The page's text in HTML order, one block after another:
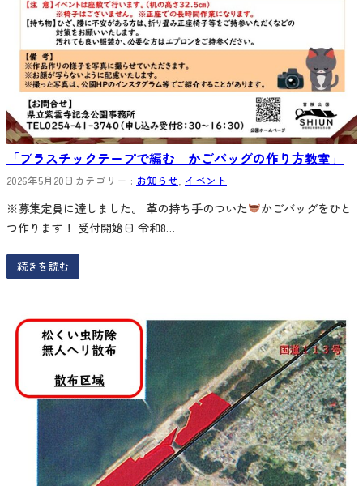
「プラスチックテープで編む かごバッグの作り方教室」
2026年5月20日 カテゴリー : お知らせ, イベント
※募集定員に達しました。 革の持ち手のついた
かごバッグをひと
つ作ります！ 受付開始日 令和8…
続きを読む